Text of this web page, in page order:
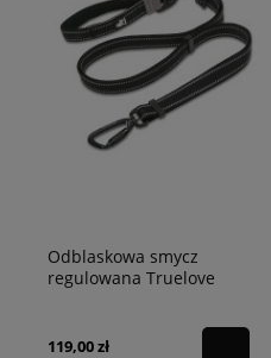
Odblaskowa smycz
regulowana Truelove
119,00 zł